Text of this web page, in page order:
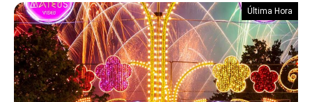
Última Hora